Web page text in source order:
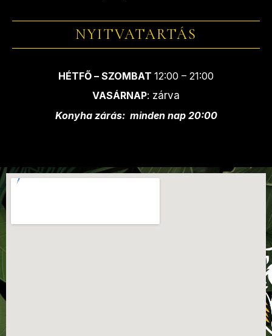
NYITVATARTÁS
HÉTFŐ – SZOMBAT 12:00 – 21:00
VASÁRNAP: zárva
Konyha zárás: minden nap 20:00